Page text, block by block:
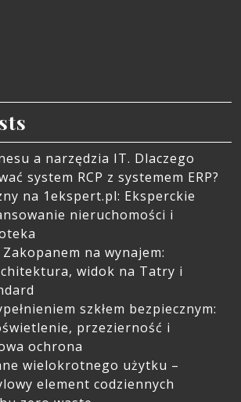
a narzędzia IT. Dlaczego
system RCP z systemem ERP?
na 1ekspert.pl: Eksperckie
nieruchomości i
na wynajem:
widok na Tatry i
szkłem bezpiecznym:
przezierność i
ochrona
wielokrotnego użytku –
element codziennych